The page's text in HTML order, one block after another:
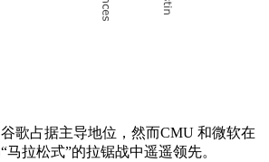
占据主导地位，然而CMU 和微软在
马拉松式”的拉锯战中遥遥领先。